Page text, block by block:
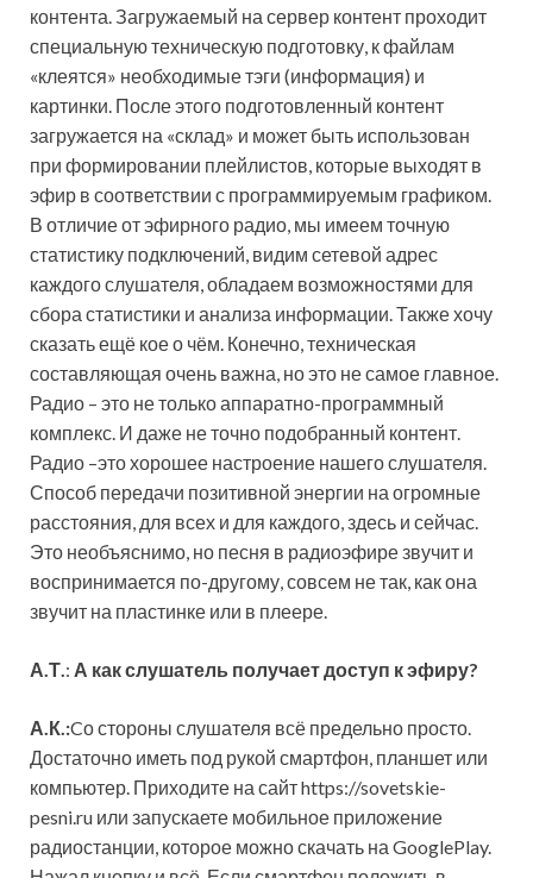
контента. Загружаемый на сервер контент проходит
специальную техническую подготовку, к файлам
«клеятся» необходимые тэги (информация) и
картинки. После этого подготовленный контент
загружается на «склад» и может быть использован
при формировании плейлистов, которые выходят в
эфир в соответствии с программируемым графиком.
В отличие от эфирного радио, мы имеем точную
статистику подключений, видим сетевой адрес
каждого слушателя, обладаем возможностями для
сбора статистики и анализа информации. Также хочу
сказать ещё кое о чём. Конечно, техническая
составляющая очень важна, но это не самое главное.
Радио – это не только аппаратно-программный
комплекс. И даже не точно подобранный контент.
Радио –это хорошее настроение нашего слушателя.
Способ передачи позитивной энергии на огромные
расстояния, для всех и для каждого, здесь и сейчас.
Это необъяснимо, но песня в радиоэфире звучит и
воспринимается по-другому, совсем не так, как она
звучит на пластинке или в плеере.
А.Т. : А как слушатель получает доступ к эфиру?
А.К.:Cо стороны слушателя всё предельно просто.
Достаточно иметь под рукой смартфон, планшет или
компьютер. Приходите на сайт https://sovetskie-
pesni.ru или запускаете мобильное приложение
радиостанции, которое можно скачать на GooglePlay.